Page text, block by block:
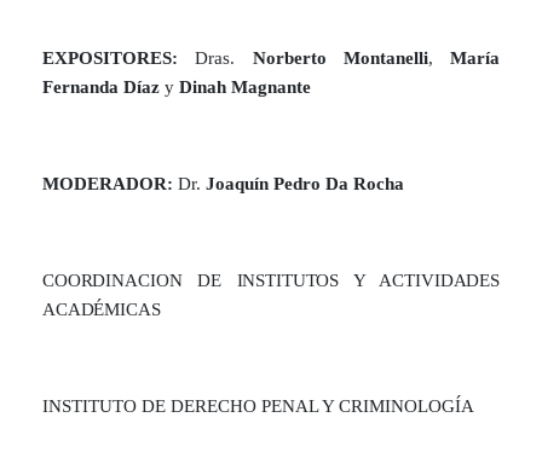
EXPOSITORES:Dras. Norberto Montanelli, María
Fernanda Díaz y Dinah Magnante
MODERADOR: Dr. Joaquín Pedro Da Rocha
COORDINACION DE INSTITUTOS Y ACTIVIDADES
ACADÉMICAS
INSTITUTO DE DERECHO PENAL Y CRIMINOLOGÍA